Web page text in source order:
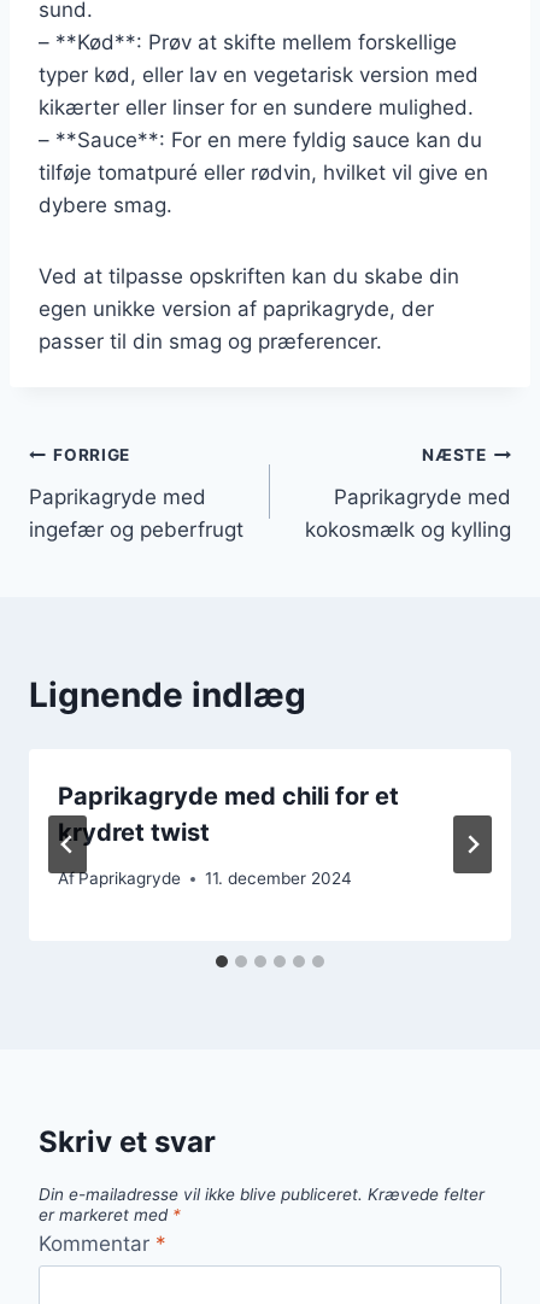
sund.
– **Kød**: Prøv at skifte mellem forskellige
typer kød, eller lav en vegetarisk version med
kikærter eller linser for en sundere mulighed.
– **Sauce**: For en mere fyldig sauce kan du
tilføje tomatpuré eller rødvin, hvilket vil give en
dybere smag.
Ved at tilpasse opskriften kan du skabe din
egen unikke version af paprikagryde, der
passer til din smag og præferencer.
Indlægsnavigation
FORRIGE
Paprikagryde med
ingefær og peberfrugt
NÆSTE
Paprikagryde med
kokosmælk og kylling
Lignende indlæg
Paprikagryde med chili for et
krydret twist
AfPaprikagryde 11. december 2024
Skriv et svar
Din e-mailadresse vil ikke blive publiceret. Krævede felter
er markeret med *
Kommentar *